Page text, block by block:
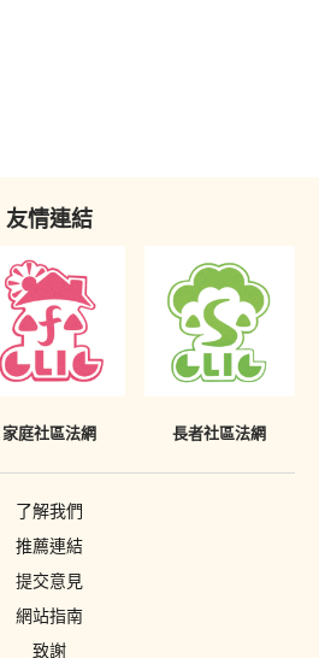
友情連結
家庭社區法網 長者社區法網
了解我們
推薦連結
提交意見
網站指南
致謝